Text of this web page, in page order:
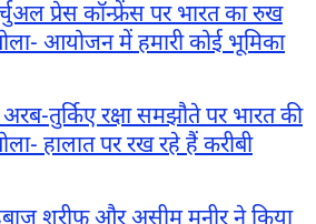
प्रेस कॉन्फ्रेंस पर भारत का रुख
आयोजन में हमारी कोई भूमिका
तुर्किए रक्षा समझौते पर भारत की
हालात पर रख रहे हैं करीबी